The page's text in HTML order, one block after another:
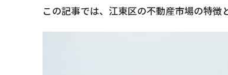
この記事では、江東区の不動産市場の特徴